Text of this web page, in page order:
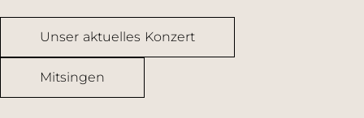
Unser aktuelles Konzert
Mitsingen